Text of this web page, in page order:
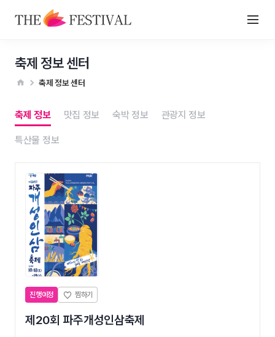
축제 정보 센터
축제 정보 센터
축제 정보 맛집 정보 숙박 정보 관광지 정보
특산물 정보
진행예정
제20회 파주개성인삼축제